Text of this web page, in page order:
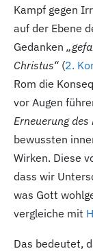
Kampf gegen
auf der Ebene
Gedanken
Christus“ (2.
Rom die
vor Augen
Erneuerung des
bewussten
Wirken. Diese
dass wir
was Gott
vergleiche mit
Das bedeutet,